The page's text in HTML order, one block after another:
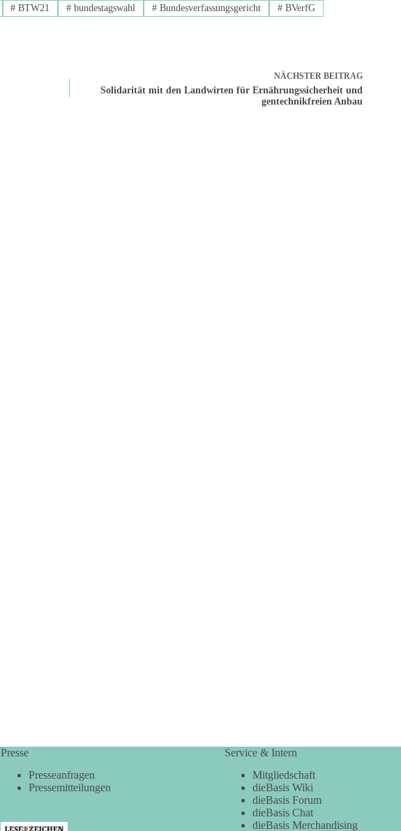
# BTW21 # bundestagswahl # Bundesverfassungsgericht #BVerfG
NÄCHSTER BEITRAG
Solidarität mit den Landwirten für Ernährungssicherheit und
gentechnikfreien Anbau
Presse
Presseanfragen
Pressemitteilungen
Service & Intern
Mitgliedschaft
dieBasis Wiki
dieBasis Forum
dieBasis Chat
dieBasis Merchandising